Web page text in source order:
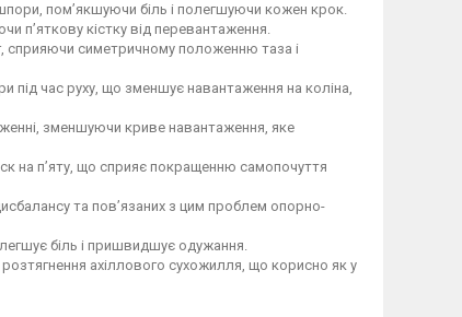
шпори, пом’якшуючи біль і полегшуючи кожен крок.
п’яткову кістку від перевантаження.
сприяючи симетричному положенню таза і
під час руху, що зменшує навантаження на коліна,
зменшуючи криве навантаження, яке
на п’яту, що сприяє покращенню самопочуття
та пов’язаних з цим проблем опорно-
біль і пришвидшує одужання.
ахіллового сухожилля, що корисно як у